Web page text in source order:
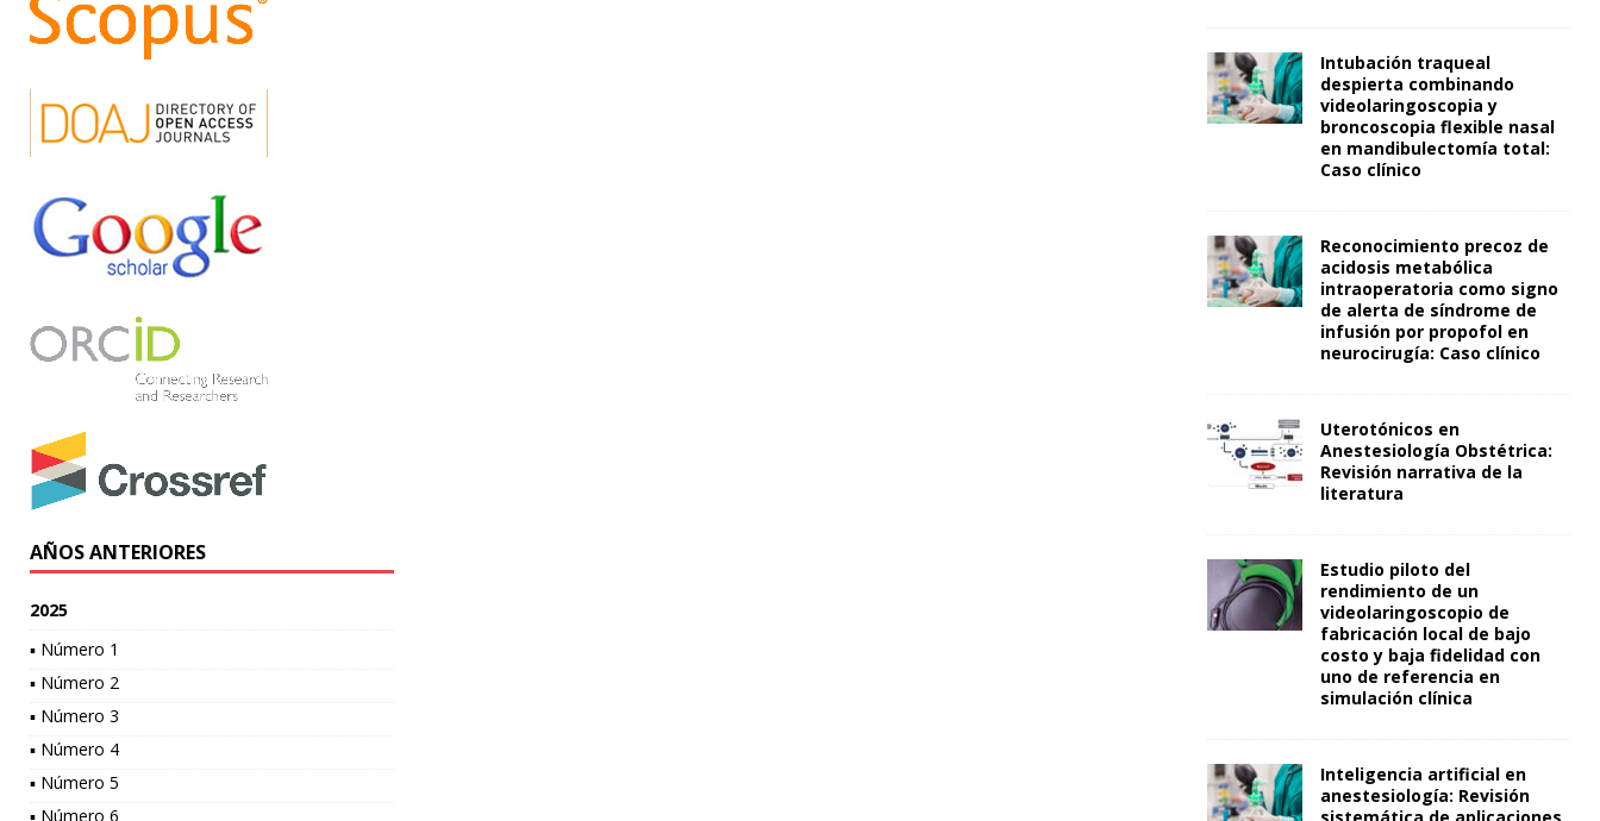
AÑOS ANTERIORES
2025
▪ Número 1
▪ Número 2
▪ Número 3
▪ Número 4
▪ Número 5
▪ Número 6
Intubación traqueal
despierta combinando
videolaringoscopia y
broncoscopia flexible nasal
en mandibulectomía total:
Caso clínico
Reconocimiento precoz de
acidosis metabólica
intraoperatoria como signo
de alerta de síndrome de
infusión por propofol en
neurocirugía: Caso clínico
Uterotónicos en
Anestesiología Obstétrica:
Revisión narrativa de la
literatura
Estudio piloto del
rendimiento de un
videolaringoscopio de
fabricación local de bajo
costo y baja fidelidad con
uno de referencia en
simulación clínica
Inteligencia artificial en
anestesiología: Revisión